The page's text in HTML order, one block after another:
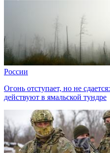
России
Огонь отступает, но не
действуют в ямальской тундре